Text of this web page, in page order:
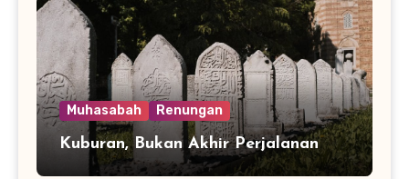
Muhasabah Renungan
Kuburan, Bukan Akhir Perjalanan